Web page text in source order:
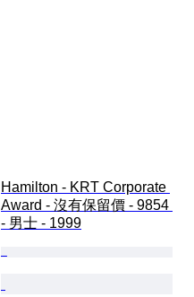
Hamilton - KRT Corporate
Award - 沒有保留價 - 9854
- 男士 - 1999